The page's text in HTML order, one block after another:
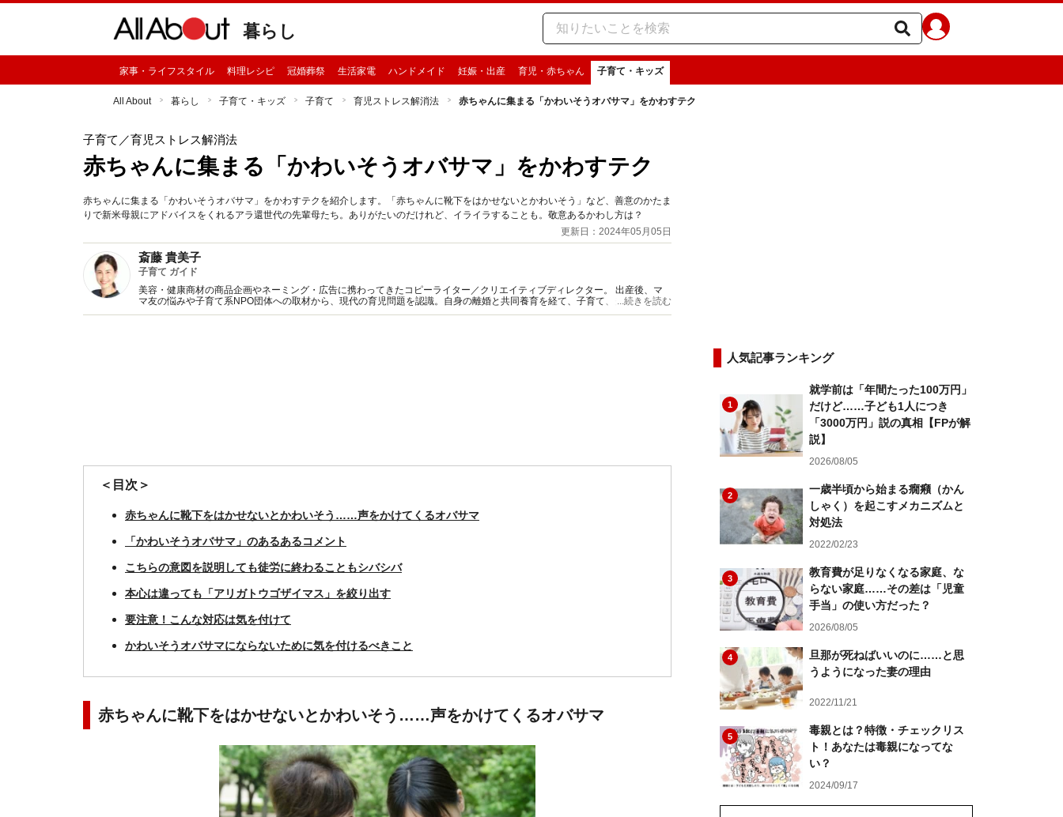
暮らし
家事・ライフスタイル 料理レシピ 冠婚葬祭 生活家電 ハンドメイド 妊娠・出産 育児・赤ちゃん 子育て・キッズ
All About 暮らし 子育て・キッズ 子育て 育児ストレス解消法 赤ちゃんに集まる「かわいそうオバサマ」をかわすテク
子育て ／育児ストレス解消法
赤ちゃんに集まる「かわいそうオバサマ」をかわすテク
赤ちゃんに集まる「かわいそうオバサマ」をかわすテクを紹介します。「赤ちゃんに靴下をはかせないとかわいそう」など、善意のかたま
りで新米母親にアドバイスをくれるアラ還世代の先輩母たち。ありがたいのだけれど、イライラすることも。敬意あるかわし方は？
更新日：2024年05月05日
斎藤 貴美子
子育て ガイド
美容・健康商材の商品企画やネーミング・広告に携わってきたコピーライター／クリエイティブディレクター。 出産後、マ
マ友の悩みや子育て系NPO団体への取材から、現代の育児問題を認識。自身の離婚と共同養育を経て、子育て、夫婦問題、離
婚、養育形態などの実態を発信中。
...続きを読む
＜目次＞
赤ちゃんに靴下をはかせないとかわいそう……声をかけてくるオバサマ
「かわいそうオバサマ」のあるあるコメント
こちらの意図を説明しても徒労に終わることもシバシバ
本心は違っても「アリガトウゴザイマス」を絞り出す
要注意！こんな対応は気を付けて
かわいそうオバサマにならないために気を付けるべきこと
赤ちゃんに靴下をはかせないとかわいそう……声をかけてくるオバサマ
人気記事ランキング
1
就学前は「年間たった100万円」
だけど……子ども1人につき
「3000万円」説の真相【FPが解
説】
2026/08/05
2
一歳半頃から始まる癇癪（かん
しゃく）を起こすメカニズムと
対処法
2022/02/23
3
教育費が足りなくなる家庭、な
らない家庭……その差は「児童
手当」の使い方だった？
2026/08/05
4
旦那が死ねばいいのに……と思
うようになった妻の理由
2022/11/21
5
毒親とは？特徴・チェックリス
ト！あなたは毒親になってな
い？
2024/09/17